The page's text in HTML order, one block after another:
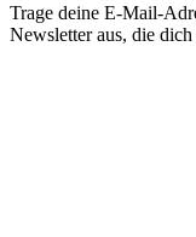
Trage deine E-Mail-
Newsletter aus, die dich